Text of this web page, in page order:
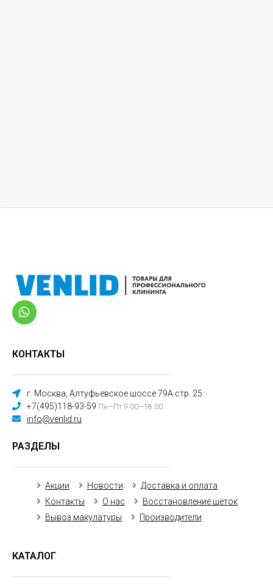
КОНТАКТЫ
г. Москва, Алтуфьевское шоссе 79А стр. 25
+7(495)118-93-59 Пн—Пт 9:00—18:00
info@venlid.ru
РАЗДЕЛЫ
Акции Новости
Доставка и оплата
Контакты
О нас
Восстановление щеток
Вывоз макулатуры
Производители
КАТАЛОГ